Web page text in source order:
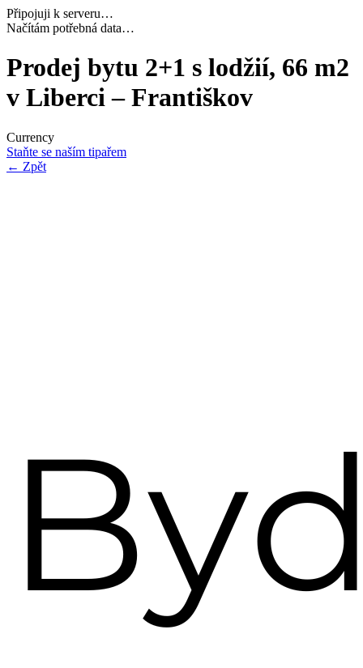
Připojuji k serveru…
Dokončuji inicializaci…
Prodej bytu 2+1 s lodžií, 66 m2
v Liberci – Františkov
Currency
Staňte se naším tipařem
← Zpět